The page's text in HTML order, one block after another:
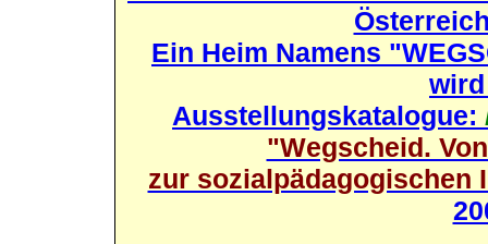
Ein Heim Namens
Ausstellungskatalogue:
"Wegscheid.
zur sozialpädagogischen